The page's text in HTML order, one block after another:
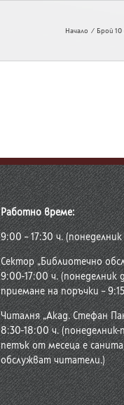
Начало Брой 10
Работно време:
9:00 – 17:30 ч.
Сектор „Библиотечно
9:00-17:00 ч. (понеделник
приемане на поръчки –
Читалня „Акад. Стефан
8:30-18:00 ч. (понеделник-
петък от месеца е
обслужват читатели.)